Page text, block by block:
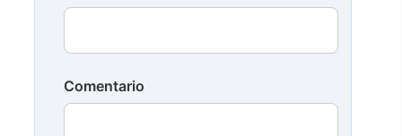
Comentario